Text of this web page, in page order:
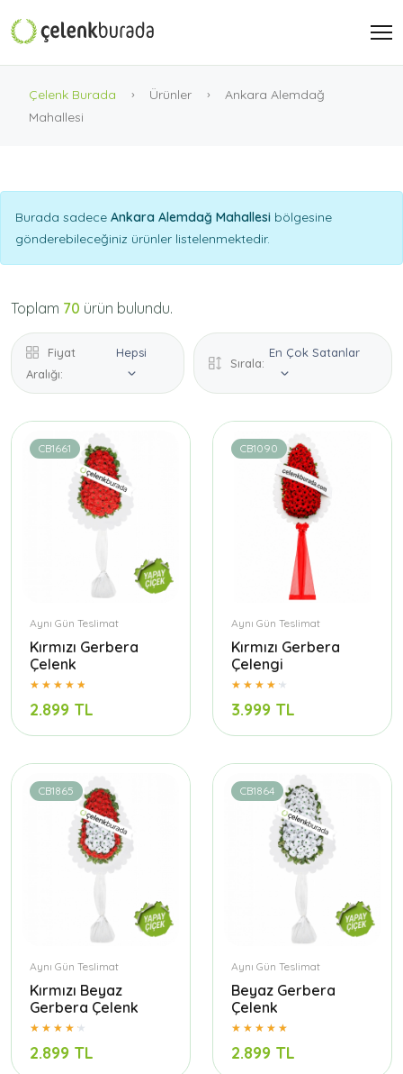
Çelenk Burada Ürünler
Ankara Alemdağ
Mahallesi
Burada sadece Ankara Alemdağ Mahallesi bölgesine
gönderebileceğiniz ürünler listelenmektedir.
Toplam 70 ürün bulundu.
Fiyat
Aralığı:
Hepsi
Sırala:
En Çok Satanlar
CB1661
Aynı Gün Teslimat
Kırmızı Gerbera
Çelenk
2.899 TL
CB1090
Aynı Gün Teslimat
Kırmızı Gerbera
Çelengi
3.999 TL
CB1865
Aynı Gün Teslimat
Kırmızı Beyaz
Gerbera Çelenk
2.899 TL
CB1864
Aynı Gün Teslimat
Beyaz Gerbera
Çelenk
2.899 TL